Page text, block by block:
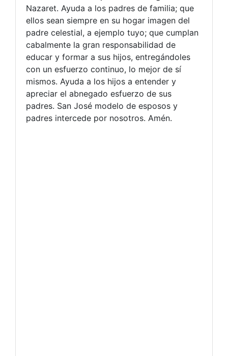
Nazaret. Ayuda a los padres de familia; que
ellos sean siempre en su hogar imagen del
padre celestial, a ejemplo tuyo; que cumplan
cabalmente la gran responsabilidad de
educar y formar a sus hijos, entregándoles
con un esfuerzo continuo, lo mejor de sí
mismos. Ayuda a los hijos a entender y
apreciar el abnegado esfuerzo de sus
padres. San José modelo de esposos y
padres intercede por nosotros. Amén.